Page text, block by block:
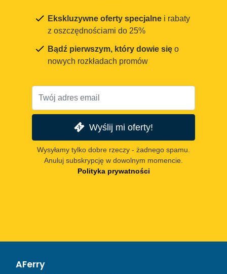
Ekskluzywne oferty specjalne i rabaty
z oszczędnościami do 25%
Bądź pierwszym, który dowie się o
nowych rozkładach promów
Wyślij mi oferty!
Wysyłamy tylko dobre rzeczy - żadnego spamu.
Anuluj subskrypcję w dowolnym momencie.
Polityka prywatności
AFerry